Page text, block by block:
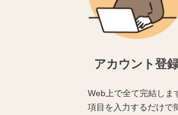
アカウント登
Web上で全て完結しま
項目を入力するだけで